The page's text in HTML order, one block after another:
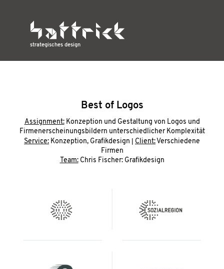
strategisches design
Best of Logos
Assignment:Konzeption und Gestaltung von Logos und
Firmenerscheinungsbildern unterschiedlicher Komplexität
Service: Konzeption, Grafikdesign | Client: Verschiedene
Firmen
Team:Chris Fischer: Grafikdesign